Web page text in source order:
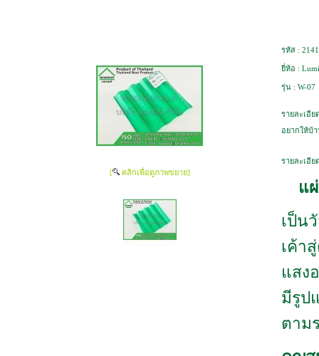
[ คลิกเพื่อดูภาพขยาย]
รหัส :
ยี่ห้อ :
รุ่น : W-07
รายละเอีย
อยากให้บ้า
รายละเอีย
แ
เป็น
เค้า
แสง
มีรูป
ตาม